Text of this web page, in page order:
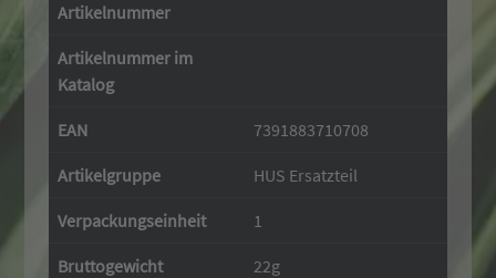
Artikelnummer
Artikelnummer im
Katalog
EAN 7391883710708
Artikelgruppe HUS Ersatzteil
Verpackungseinheit 1
Bruttogewicht 22g